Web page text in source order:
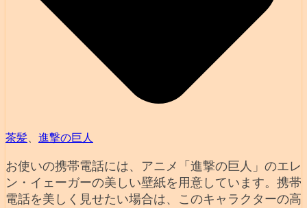
茶髪 進撃の巨人
お使いの携帯電話には、アニメ「進撃の巨人」のエレ
ン・イェーガーの美しい壁紙を用意しています。携帯
電話を美しく見せたい場合は、このキャラクターの高